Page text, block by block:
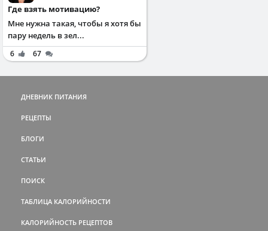
Где взять мотивацию?
Мне нужна такая, чтобы я хотя бы
пару недель в зел...
6 67
ДНЕВНИК ПИТАНИЯ
РЕЦЕПТЫ
БЛОГИ
СТАТЬИ
ПОИСК
ТАБЛИЦА КАЛОРИЙНОСТИ
КАЛОРИЙНОСТЬ РЕЦЕПТОВ